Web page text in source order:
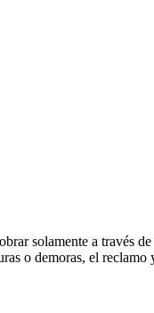
solamente a través de
o demoras, el reclamo